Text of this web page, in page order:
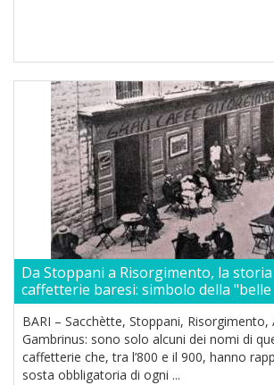
Da Stoppani a Risorgimento, la
caffetterie baresi: simbolo della
BARI – Sacchètte, Stoppani, Risorgimento,
Gambrinus: sono solo alcuni dei nomi di
caffetterie che, tra l’800 e il 900, hanno
sosta obbligatoria di ogni ...